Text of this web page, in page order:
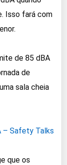
Isso fará com
de 85 dBA
de
sala cheia
– Safety Talks
que os